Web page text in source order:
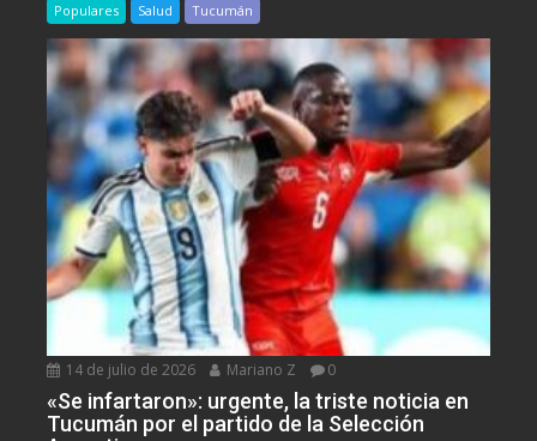
Populares Salud Tucumán
14 de julio de 2026 Mariano Z 0
«Se infartaron»: urgente, la triste noticia en
Tucumán por el partido de la Selección